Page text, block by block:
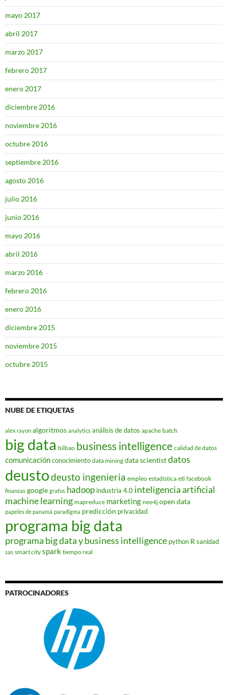
mayo 2017
abril 2017
marzo 2017
febrero 2017
enero 2017
diciembre 2016
noviembre 2016
octubre 2016
septiembre 2016
agosto 2016
julio 2016
junio 2016
mayo 2016
abril 2016
marzo 2016
febrero 2016
enero 2016
diciembre 2015
noviembre 2015
octubre 2015
NUBE DE ETIQUETAS
alex rayon algoritmos analytics análisis de datos apache batch
big data bilbao business intelligence calidad de datos
comunicaciónconocimiento data mining data scientistdatos
deustodeusto ingenieria empleo estadística etl facebook
finanzas google grafos hadoop industria 4.0 inteligencia artificial
machine learning mapreduce marketing neo4j open data
papeles de panamá paradigma predicción privacidad
programa big data
programa big data y business intelligence python R sanidad
sas smart city spark tiempo real
PATROCINADORES